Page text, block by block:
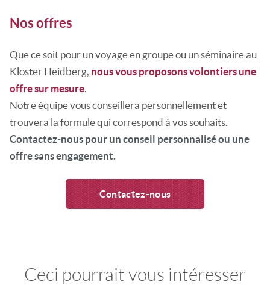
Nos offres
Que ce soit pour un voyage en groupe ou un séminaire au
Kloster Heidberg, nous vous proposons volontiers une
offre sur mesure.
Notre équipe vous conseillera personnellement et
trouvera la formule qui correspond à vos souhaits.
Contactez-nous pour un conseil personnalisé ou une
offre sans engagement.
Contactez-nous
Ceci pourrait vous intéresser